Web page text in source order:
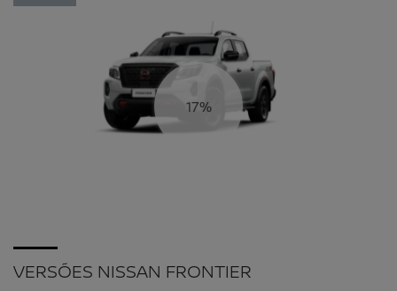
19%
VERSÕES NISSAN FRONTIER